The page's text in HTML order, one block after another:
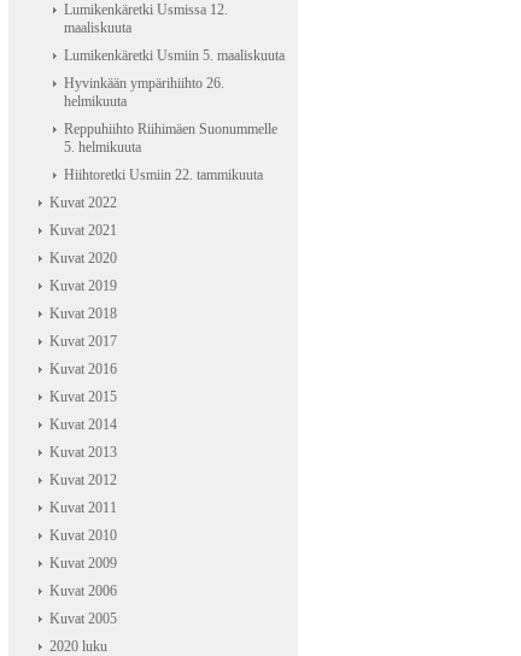
Lumikenkäretki Usmissa 12.
maaliskuuta
Lumikenkäretki Usmiin 5. maaliskuuta
Hyvinkään ympärihiihto 26.
helmikuuta
Reppuhiihto Riihimäen Suonummelle
5. helmikuuta
Hiihtoretki Usmiin 22. tammikuuta
Kuvat 2022
Kuvat 2021
Kuvat 2020
Kuvat 2019
Kuvat 2018
Kuvat 2017
Kuvat 2016
Kuvat 2015
Kuvat 2014
Kuvat 2013
Kuvat 2012
Kuvat 2011
Kuvat 2010
Kuvat 2009
Kuvat 2006
Kuvat 2005
2020 luku